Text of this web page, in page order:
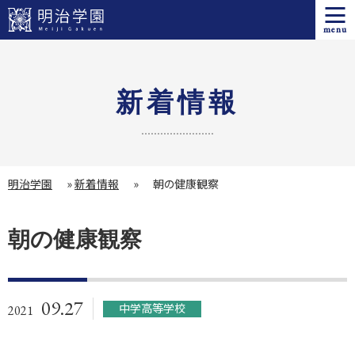
menu
新着情報
明治学園 »新着情報 » 朝の健康観察
朝の健康観察
2021 09.27 中学高等学校